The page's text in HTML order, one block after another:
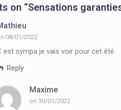
on “Sensations
08/01/2022
est sympa je vais voir pour cet été
Reply
Maxime
on 30/01/2022